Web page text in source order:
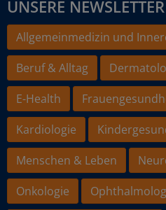
UNSERE NEWSLETTER
Allgemeinmedizin und
Beruf & Alltag
E-Health
Kardiologie
Menschen & Leben
Onkologie